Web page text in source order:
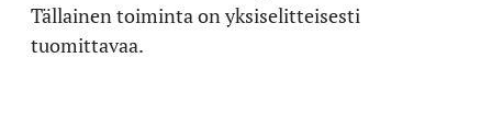
Tällainen toiminta on yksiselitteisesti
tuomittavaa.